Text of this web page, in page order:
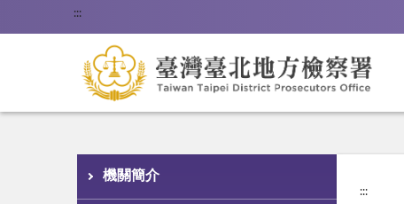
:::
機關簡介
:::